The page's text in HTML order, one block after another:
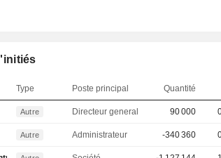
Type Poste principal Quantité
Autre Directeur general 90 000
Autre Administrateur -340 360